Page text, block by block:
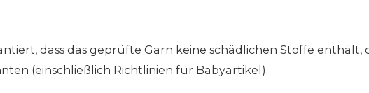
dass das geprüfte Garn keine schädlichen Stoffe enthält,
(einschließlich Richtlinien für Babyartikel).